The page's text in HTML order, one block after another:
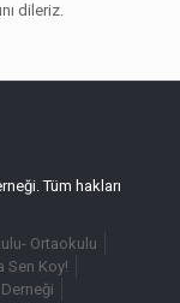
dileriz.
Tüm hakları
Ortaokulu
Sen Koy!